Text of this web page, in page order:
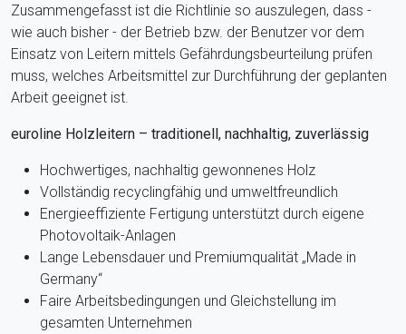
Zusammengefasst ist die Richtlinie so auszulegen, dass -
wie auch bisher - der Betrieb bzw. der Benutzer vor dem
Einsatz von Leitern mittels Gefährdungsbeurteilung prüfen
muss, welches Arbeitsmittel zur Durchführung der geplanten
Arbeit geeignet ist.
euroline Holzleitern – traditionell, nachhaltig, zuverlässig
Hochwertiges, nachhaltig gewonnenes Holz
Vollständig recyclingfähig und umweltfreundlich
Energieeffiziente Fertigung unterstützt durch eigene
Photovoltaik-Anlagen
Lange Lebensdauer und Premiumqualität „Made in
Germany“
Faire Arbeitsbedingungen und Gleichstellung im
gesamten Unternehmen